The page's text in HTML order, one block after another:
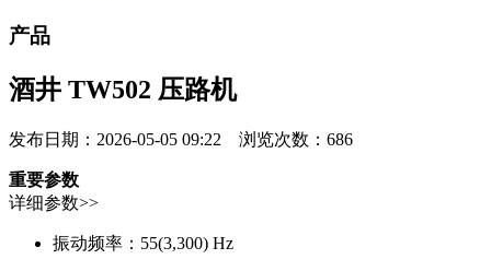
产品
酒井 TW502 压路机
发布日期：2026-05-05 09:22 浏览次数： 686
重要参数
详细参数>>
振动频率： 55(3,300) Hz